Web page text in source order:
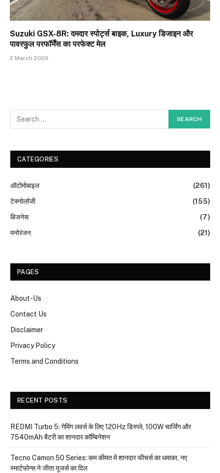
Suzuki GSX-8R: दमदार स्पोर्ट्स बाइक, Luxury डिजाइन और
पावरफुल परफॉर्मेंस का परफेक्ट मेल
2 March 2026
CATEGORIES
ऑटोमोबाइल
(261)
टेक्नोलॉजी
(155)
बिजनेस
(7)
मनोरंजन
(21)
PAGES
About-Us
Contact Us
Disclaimer
Privacy Policy
Terms and Conditions
RECENT POSTS
REDMI Turbo 5: गेमिंग लवर्स के लिए 120Hz डिस्प्ले, 100W चार्जिंग और
7540mAh बैटरी का शानदार कॉम्बिनेशन
Tecno Camon 50 Series: कम कीमत में शानदार फीचर्स का धमाका, नए
स्मार्टफोन्स ने जीता यूजर्स का दिल